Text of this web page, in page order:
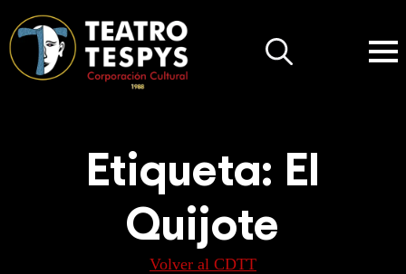
Etiqueta: El
Quijote
Volver al CDTT